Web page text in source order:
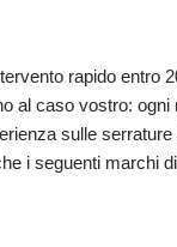
rapido entro
al caso vostro: ogni
sulle
i seguenti marchi